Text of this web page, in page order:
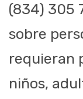
(834) 305
sobre
requieran
niños,